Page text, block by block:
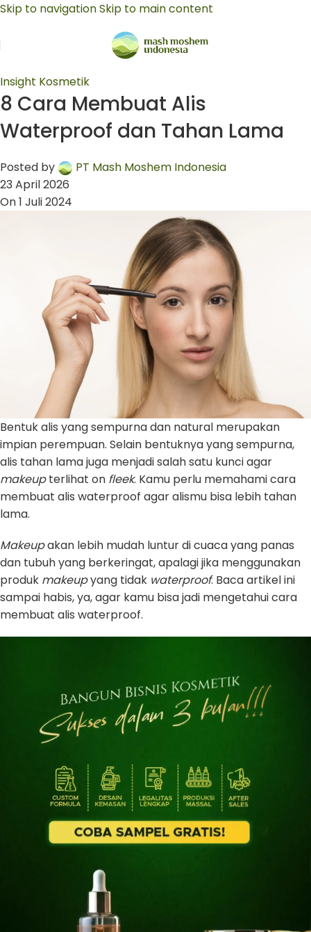
Skip to navigationSkip to main content
Insight Kosmetik
8 Cara Membuat Alis
Waterproof dan Tahan Lama
Posted by
PT Mash Moshem Indonesia
23 April 2026
On 1 Juli 2024
Bentuk alis yang sempurna dan natural merupakan
impian perempuan. Selain bentuknya yang sempurna,
alis tahan lama juga menjadi salah satu kunci agar
makeupterlihat on fleek. Kamu perlu memahami cara
membuat alis waterproof agar alismu bisa lebih tahan
lama.
Makeupakan lebih mudah luntur di cuaca yang panas
dan tubuh yang berkeringat, apalagi jika menggunakan
produk makeupyang tidak waterproof. Baca artikel ini
sampai habis, ya, agar kamu bisa jadi mengetahui cara
membuat alis waterproof.